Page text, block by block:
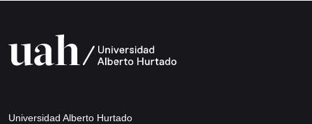
Universidad Alberto Hurtado